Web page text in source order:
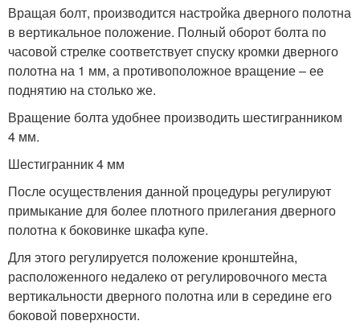
Вращая болт, производится настройка дверного полотна
в вертикальное положение. Полный оборот болта по
часовой стрелке соответствует спуску кромки дверного
полотна на 1 мм, а противоположное вращение – ее
поднятию на столько же.
Вращение болта удобнее производить шестигранником
4 мм.
Шестигранник 4 мм
После осуществления данной процедуры регулируют
примыкание для более плотного прилегания дверного
полотна к боковинке шкафа купе.
Для этого регулируется положение кронштейна,
расположенного недалеко от регулировочного места
вертикальности дверного полотна или в середине его
боковой поверхности.